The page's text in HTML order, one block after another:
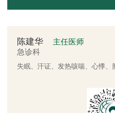
陈建华
主任医师
急诊科
失眠、汗证、发热咳喘、心悸、